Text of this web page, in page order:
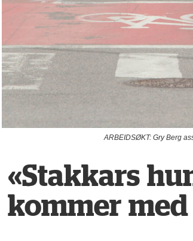
ARBEIDSØKT: Gry Berg
«Stakkars
kommer